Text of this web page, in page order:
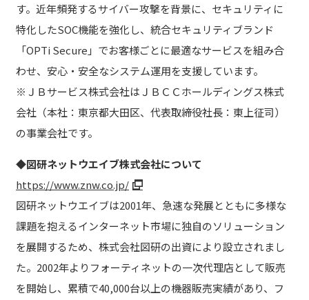
す。近年頻発するサイバー攻撃を背景に、セキュリティに
特化したSOC機能を強化し、統合セキュリティブランド
「OPTi Secure」でお客様ごとに最適なサービスを組み合
わせ、安心・安全なシステム運用を支援しています。
※ＪＢサービス株式会社はＪＢＣＣホールディングス株式
会社（本社：東京都大田区、代表取締役社長：東上征司）
の事業会社です。
◆図研ネットウエイブ株式会社について
https://www.znw.co.jp/
図研ネットウエイブは2001年、急速な発展とともに多様な
課題を抱えるインターネット市場に独自のソリューション
を展開するため、株式会社図研の出資により設立されまし
た。2002年よりフォーティネットの一次代理店として販売
を開始し、累積で40,000台以上の機器販売実績があり、フ